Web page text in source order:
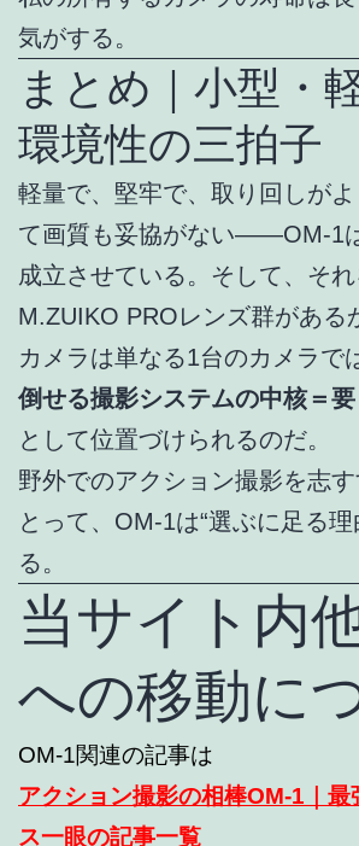
気がする。
まとめ｜小型・
環境性の三拍子
軽量で、堅牢で、取り回しが
て画質も妥協がない——OM-1
成立させている。そして、そ
M.ZUIKO PROレンズ群がある
カメラは単なる1台のカメラで
倒せる撮影システムの中核＝要
として位置づけられるのだ。
野外でのアクション撮影を志
とって、OM-1は“選ぶに足る
る。
当サイト内
への移動に
OM-1関連の記事は
アクション撮影の相棒OM-1｜最
ス一眼の記事一覧